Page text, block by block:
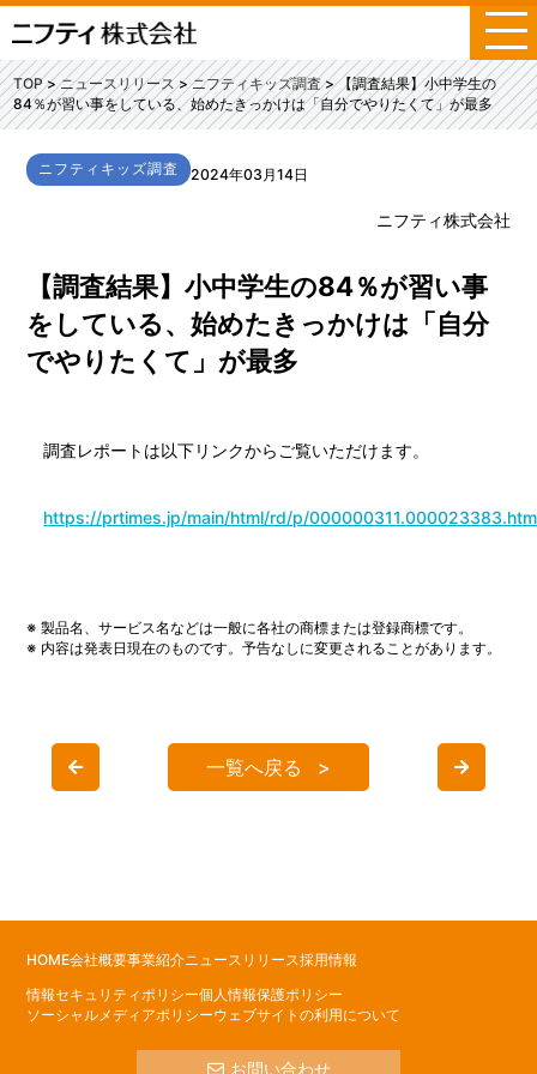
メ
ニ
ュ
ー
TOP ニュースリリース ニフティキッズ調査
【調査結果】小中学生の
84％が習い事をしている、始めたきっかけは「自分でやりたくて」が最多
ニフティキッズ調査 2024年03月14日
ニフティ株式会社
【調査結果】小中学生の84％が習い事
をしている、始めたきっかけは「自分
でやりたくて」が最多
調査レポートは以下リンクからご覧いただけます。
https://prtimes.jp/main/html/rd/p/
※ 製品名、サービス名などは一般に各社の商標または登録商標です。
※ 内容は発表日現在のものです。予告なしに変更されることがあります。
一覧へ戻る
HOME会社概要事業紹介ニュースリリース採用情報
情報セキュリティポリシー個人情報保護ポリシー
ソーシャルメディアポリシーウェブサイトの利用について
お問い合わせ